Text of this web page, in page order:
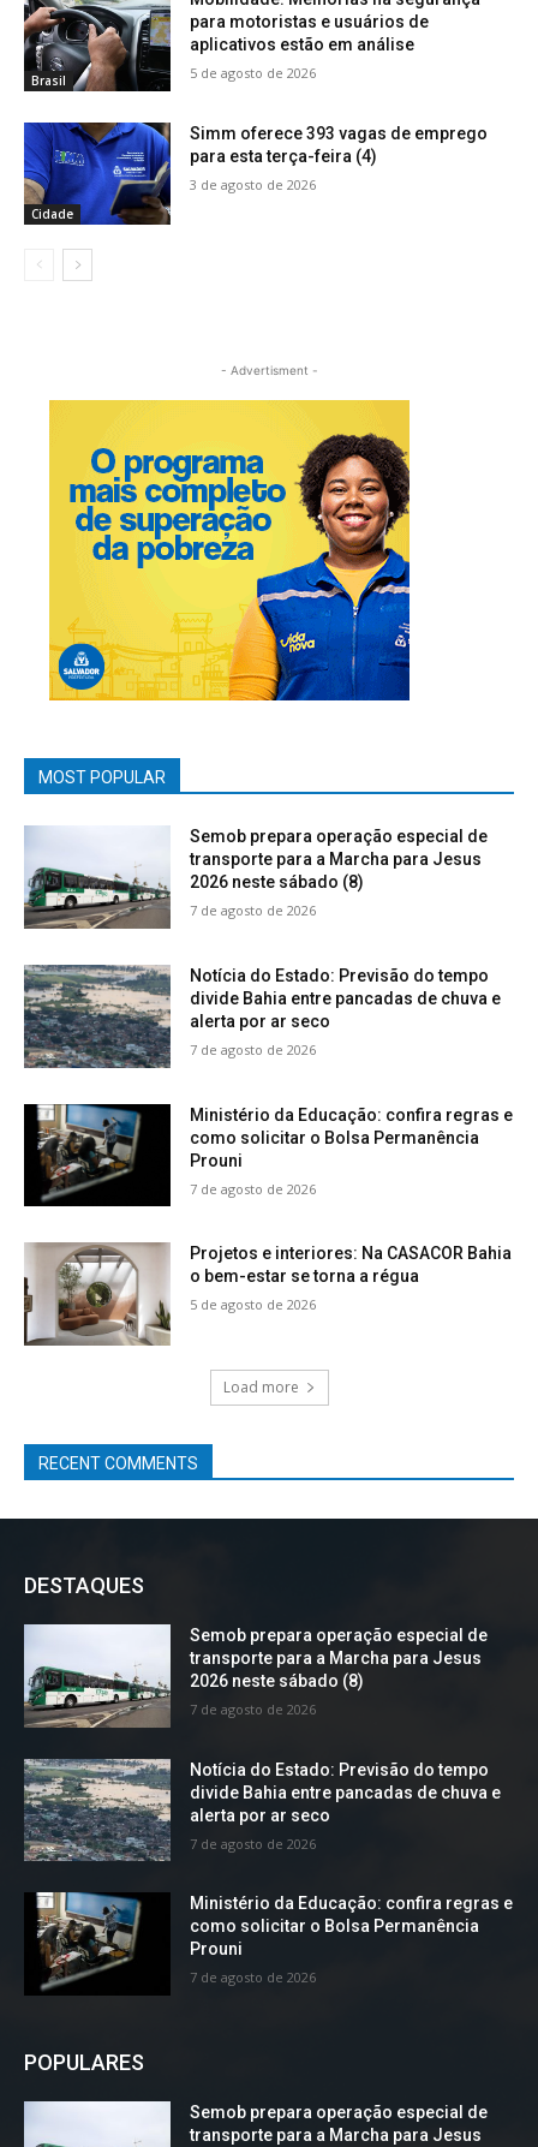
Brasil
para motoristas e usuários de
aplicativos estão em análise
5 de agosto de 2026
Cidade
Simm oferece 393 vagas de emprego
para esta terça-feira (4)
3 de agosto de 2026
- Advertisment -
MOST POPULAR
Semob prepara operação especial de
transporte para a Marcha para Jesus
2026 neste sábado (8)
7 de agosto de 2026
Notícia do Estado: Previsão do tempo
divide Bahia entre pancadas de chuva e
alerta por ar seco
7 de agosto de 2026
Ministério da Educação: confira regras e
como solicitar o Bolsa Permanência
Prouni
7 de agosto de 2026
Projetos e interiores: Na CASACOR Bahia
o bem-estar se torna a régua
5 de agosto de 2026
Load more
RECENT COMMENTS
DESTAQUES
Semob prepara operação especial de
transporte para a Marcha para Jesus
2026 neste sábado (8)
7 de agosto de 2026
Notícia do Estado: Previsão do tempo
divide Bahia entre pancadas de chuva e
alerta por ar seco
7 de agosto de 2026
Ministério da Educação: confira regras e
como solicitar o Bolsa Permanência
Prouni
7 de agosto de 2026
POPULARES
Semob prepara operação especial de
transporte para a Marcha para Jesus